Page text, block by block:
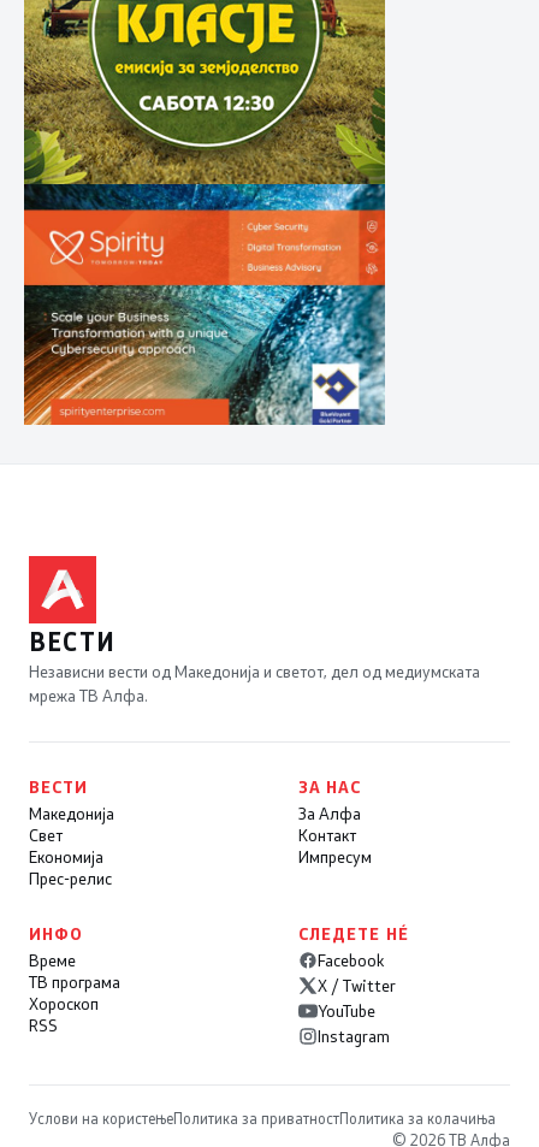
ВЕСТИ
Независни вести од Македонија и светот, дел од медиумската
мрежа ТВ Алфа.
ВЕСТИ
Македонија
Свет
Економија
Прес-релис
ЗА НАС
За Алфа
Контакт
Импресум
ИНФО
Време
ТВ програма
Хороскоп
RSS
СЛЕДЕТЕ НÉ
Facebook
X / Twitter
YouTube
Instagram
Услови на користењеПолитика за приватностПолитика за колачиња
© 2026 ТВ Алфа